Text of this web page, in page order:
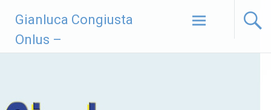
contenuto
Gianluca Congiusta
Onlus –